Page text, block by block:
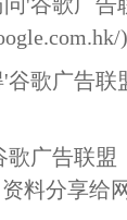
)
歌广告联
广告联盟
料分享给